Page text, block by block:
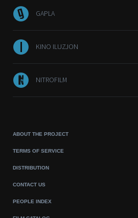
GAPLA
KINO ILUZJON
NITROFILM
ABOUT THE PROJECT
TERMS OF SERVICE
DISTRIBUTION
CONTACT US
PEOPLE INDEX